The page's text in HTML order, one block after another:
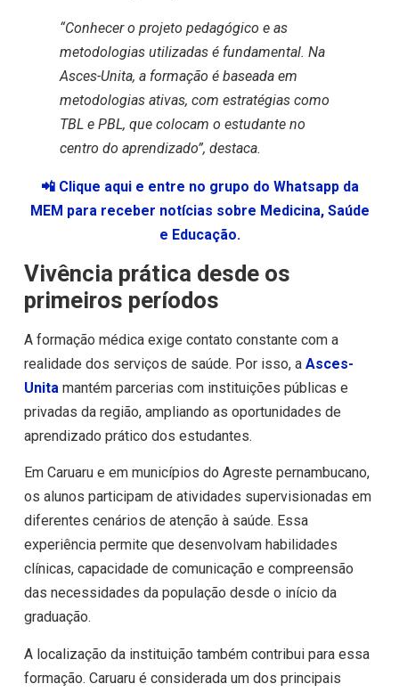
“Conhecer o projeto pedagógico e as
metodologias utilizadas é fundamental. Na
Asces-Unita, a formação é baseada em
metodologias ativas, com estratégias como
TBL e PBL, que colocam o estudante no
centro do aprendizado”, destaca.
📲 Clique aqui e entre no grupo do Whatsapp da
MEM para receber notícias sobre Medicina, Saúde
e Educação.
Vivência prática desde os
primeiros períodos
A formação médica exige contato constante com a
realidade dos serviços de saúde. Por isso, a Asces-
Unita mantém parcerias com instituições públicas e
privadas da região, ampliando as oportunidades de
aprendizado prático dos estudantes.
Em Caruaru e em municípios do Agreste pernambucano,
os alunos participam de atividades supervisionadas em
diferentes cenários de atenção à saúde. Essa
experiência permite que desenvolvam habilidades
clínicas, capacidade de comunicação e compreensão
das necessidades da população desde o início da
graduação.
A localização da instituição também contribui para essa
formação. Caruaru é considerada um dos principais